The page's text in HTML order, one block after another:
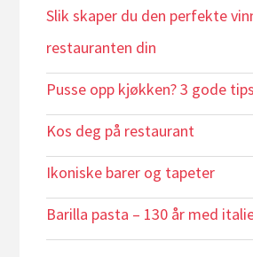
Slik skaper du den perfekte
restauranten din
Pusse opp kjøkken? 3 gode tips
Kos deg på restaurant
Ikoniske barer og tapeter
Barilla pasta – 130 år med